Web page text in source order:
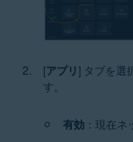
[アプリ] タブを選
す。
有効 ：現在